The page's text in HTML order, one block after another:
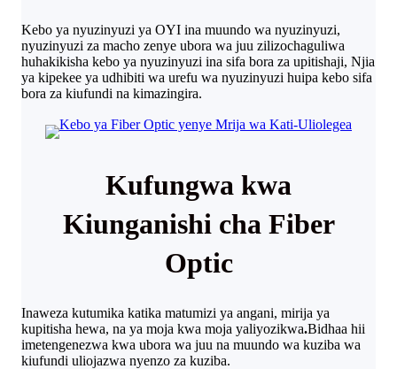
Kebo ya nyuzinyuzi ya OYI ina muundo wa nyuzinyuzi,
nyuzinyuzi za macho zenye ubora wa juu zilizochaguliwa
huhakikisha kebo ya nyuzinyuzi ina sifa bora za upitishaji, Njia
ya kipekee ya udhibiti wa urefu wa nyuzinyuzi huipa kebo sifa
bora za kiufundi na kimazingira.
Kufungwa kwa
Kiunganishi cha Fiber
Optic
Inaweza kutumika katika matumizi ya angani, mirija ya
kupitisha hewa, na ya moja kwa moja yaliyozikwa.Bidhaa hii
imetengenezwa kwa ubora wa juu na muundo wa kuziba wa
kiufundi uliojazwa nyenzo za kuziba.